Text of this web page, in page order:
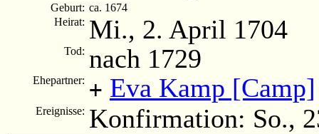
Geburt: ca. 1674
Heirat: Mi., 2. April 1704
Tod: nach 1729
Ehepartner: + Eva Kamp [Camp]
Ereignisse: Konfirmation: So.,